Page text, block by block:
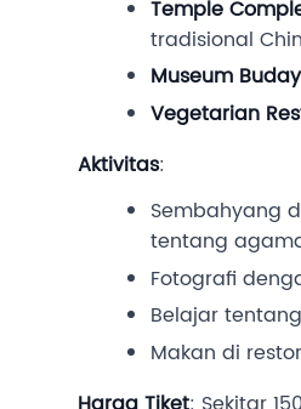
Temple
tradisional
Museum
Vegetarian
Aktivitas:
Sembahyang
tentang
Fotografi
Belajar
Makan di